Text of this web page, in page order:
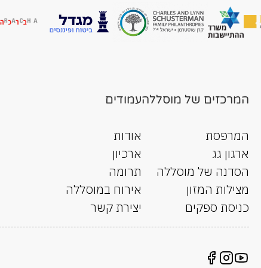
עמודים
אודות
ארכיון
תרומה
אירוח במוסללה
יצירת קשר
המרכזים של מוסללה
המרפסת
ארגון גג
הסדנה של מוסללה
מצילות המזון
כניסת ספקים